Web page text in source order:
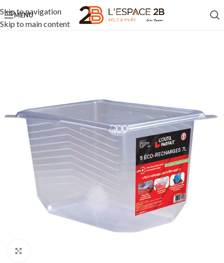
Skip to navigation
Skip to main content
MENU